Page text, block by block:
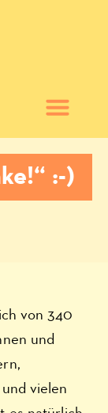
:-)
von 340
und
vielen